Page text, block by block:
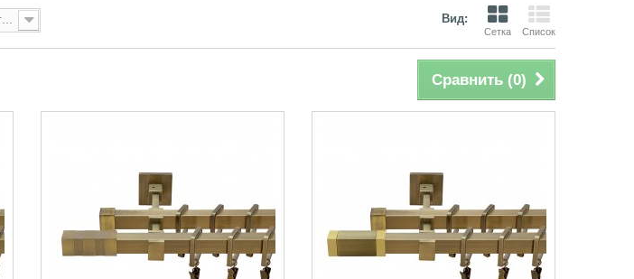
Вид:
Сетка Список
По названию товара, от А до Я
Сравнить (0)